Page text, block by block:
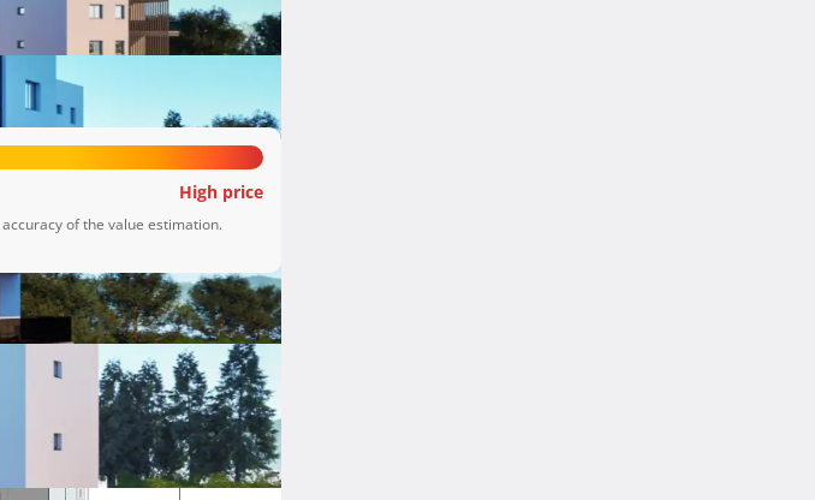
High price
of the value estimation.
i poslovne jedinice, u dvije
moderno i kvalitetno